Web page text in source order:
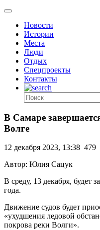
Новости
Истории
Места
Люди
Отдых
Спецпроекты
Контакты
В Самаре
Волге
12 декабря 2023, 13:38 479
Автор: Юлия Сацук
В среду, 13 декабря, будет
года.
Движение судов будет
«ухудшения ледовой
покрова реки Волги».